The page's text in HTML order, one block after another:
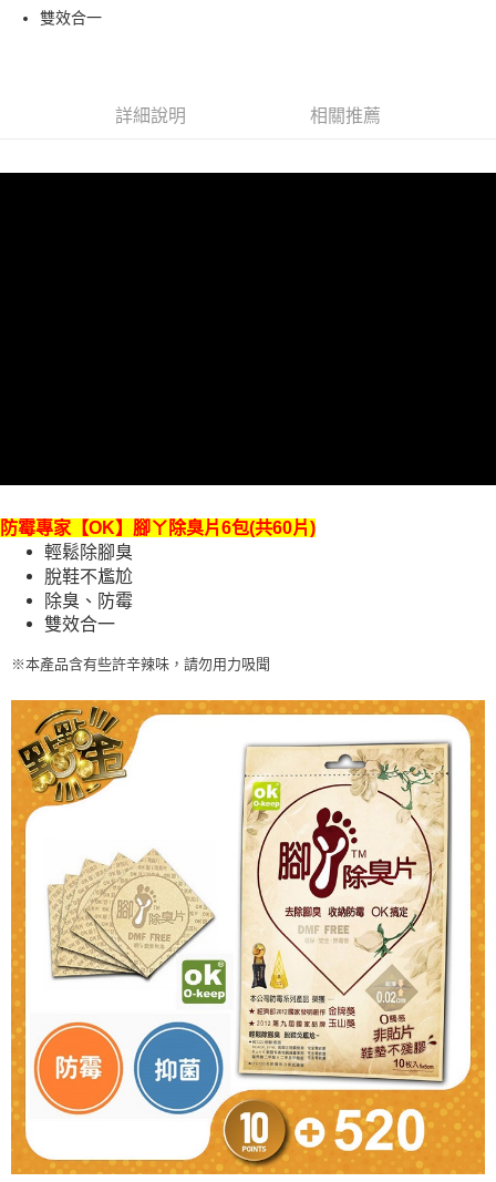
全盈+PAY
每筆NT$80，滿NT$990(含以上)免運費
雙效合一
詳細說明 相關推薦
防霉專家【OK】腳ㄚ除臭片6包(共60片)
輕鬆除腳臭
脫鞋不尷尬
除臭、防霉
雙效合一
※本產品含有些許辛辣味，請勿用力吸聞